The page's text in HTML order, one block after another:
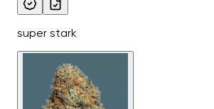
super stark